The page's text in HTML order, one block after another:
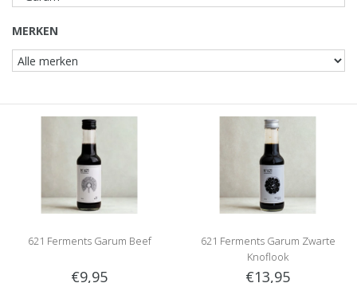
MERKEN
621 Ferments Garum Beef
€9,95
621 Ferments Garum Zwarte
Knoflook
€13,95